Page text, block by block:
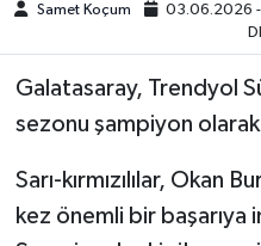
Samet Koçum 03.06.2026 -
Galatasaray, Trendyol
sezonu şampiyon
Sarı-kırmızılılar, Okan
kez önemli bir başarıya
Sinemalar
Siyaset
Spor